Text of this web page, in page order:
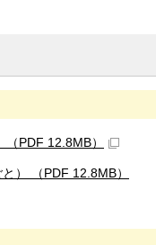
PDF 12.8MB）
） （PDF 12.8MB）